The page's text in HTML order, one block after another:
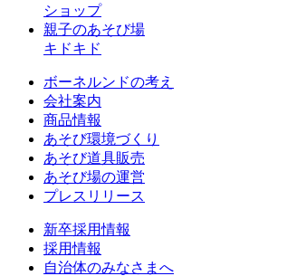
ショップ
親子のあそび場
キドキド
ボーネルンドの考え
会社案内
商品情報
あそび環境づくり
あそび道具販売
あそび場の運営
プレスリリース
新卒採用情報
採用情報
自治体のみなさまへ